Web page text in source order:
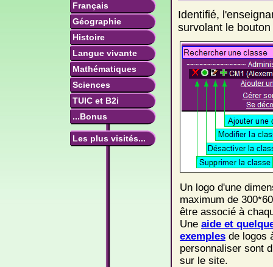
Français
Géographie
Histoire
Langue vivante
Mathématiques
Sciences
TUIC et B2i
...Bonus
Les plus visités...
Identifié,
survolant le
Un logo d'une
maximum de
être associé à
Une aide et
exemples de logos
personnaliser sont
sur le site.